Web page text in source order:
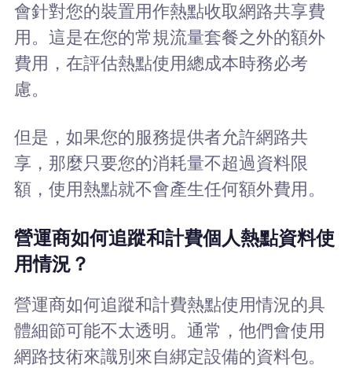
會針對您的裝置用作熱點收取網路共享費
用。這是在您的常規流量套餐之外的額外
費用，在評估熱點使用總成本時務必考
慮。
但是，如果您的服務提供者允許網路共
享，那麼只要您的消耗量不超過資料限
額，使用熱點就不會產生任何額外費用。
營運商如何追蹤和計費個人熱點資料使
用情況？
營運商如何追蹤和計費熱點使用情況的具
體細節可能不太透明。通常，他們會使用
網路技術來識別來自綁定設備的資料包。